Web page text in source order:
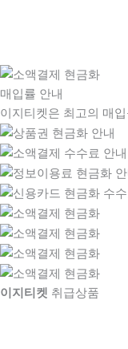
매입률 안내
이지티켓은 최고의 매
이지티켓 취급상품